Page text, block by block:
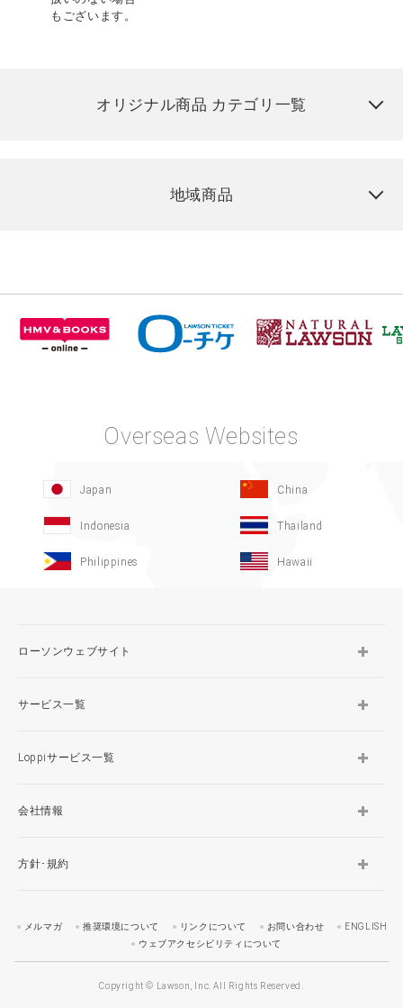
もございます。
オリジナル商品 カテゴリ一覧
地域商品
Overseas Websites
Japan China
Indonesia Thailand
Philippines Hawaii
ローソンウェブサイト
サービス一覧
Loppiサービス一覧
会社情報
方針･規約
メルマガ 推奨環境について リンクについて お問い合わせ
ENGLISH
ウェブアクセシビリティについて
Copyright © Lawson, Inc. All Rights Reserved.